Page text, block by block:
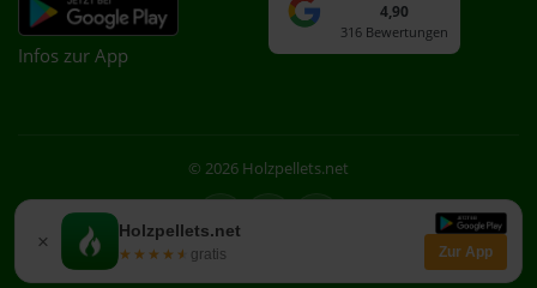
× Holzpellets.net
★★★★★
★★★★★ gratis Zur App
Infos zur App
4,90
316 Bewertungen
© 2026 Holzpellets.net
Facebook